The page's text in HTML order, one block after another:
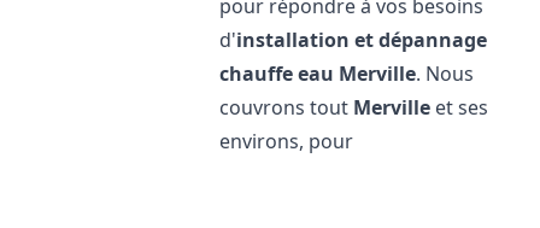
pour répondre à vos besoins
d'installation et dépannage
chauffe eau Merville. Nous
couvrons tout Merville et ses
environs, pour